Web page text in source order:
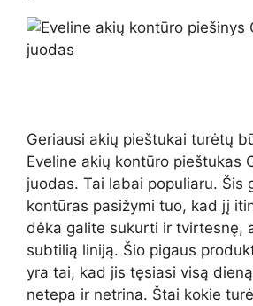
Geriausi akių pieštukai turėtų
Eveline akių kontūro pieštukas
juodas. Tai labai populiaru. Šis
kontūras pasižymi tuo, kad jį
dėka galite sukurti ir tvirtesnę,
subtilią liniją. Šio pigaus
yra tai, kad jis tęsiasi visą
netepa ir netrina. Štai kokie